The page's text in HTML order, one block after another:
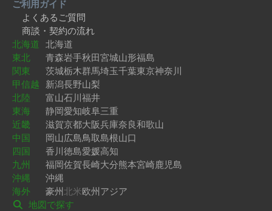
ご利用ガイド
よくあるご質問
商談・契約の流れ
北海道 北海道
東北
青森岩手秋田宮城山形福島
関東
茨城栃木群馬埼玉千葉東京神奈川
甲信越 新潟長野山梨
北陸
富山石川福井
東海
静岡愛知岐阜三重
近畿
滋賀京都大阪兵庫奈良和歌山
中国
岡山広島鳥取島根山口
四国
香川徳島愛媛高知
九州
福岡佐賀長崎大分熊本宮崎鹿児島
沖縄
沖縄
海外
豪州北米欧州アジア
地図で探す